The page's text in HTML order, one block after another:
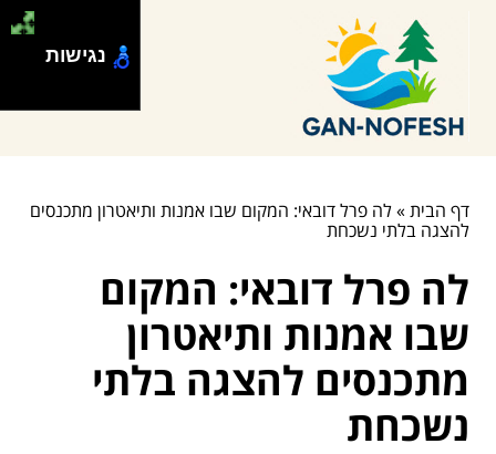
דף הבית»לה פרל דובאי: המקום שבו אמנות ותיאטרון מתכנסים
להצגה בלתי נשכחת
לה פרל דובאי: המקום
שבו אמנות ותיאטרון
מתכנסים להצגה בלתי
נשכחת
נגישות